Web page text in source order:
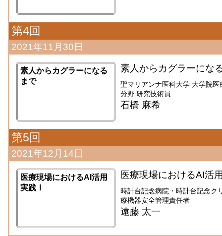
第4回
2021年11月30日
素人からカグラーになる
まで
素人からカグラーにな
聖マリアンナ医科大学 大学院
分野 研究技術員
石橋 麻希
第5回
2021年12月14日
医療現場におけるAI活用
実践Ⅰ
医療現場におけるAI活
時計台記念病院・時計台記念ク
療機器安全管理責任者
遠藤 太一